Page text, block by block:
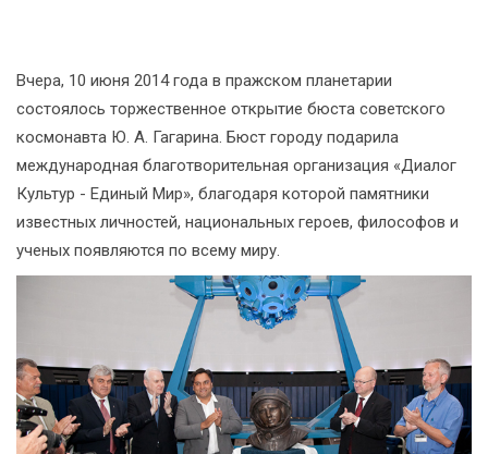
Вчера, 10 июня 2014 года в пражском планетарии
состоялось торжественное открытие бюста советского
космонавта Ю. А. Гагарина. Бюст городу подарила
международная благотворительная организация «Диалог
Культур - Единый Мир», благодаря которой памятники
известных личностей, национальных героев, философов и
ученых появляются по всему миру.